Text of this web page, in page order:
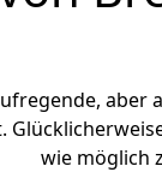
aber
wie möglich